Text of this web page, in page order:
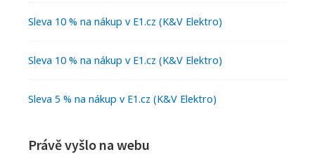
Sleva 10 % na nákup v E1.cz (K&V Elektro)
Sleva 10 % na nákup v E1.cz (K&V Elektro)
Sleva 5 % na nákup v E1.cz (K&V Elektro)
Právě vyšlo na webu